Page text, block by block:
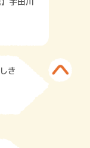
き